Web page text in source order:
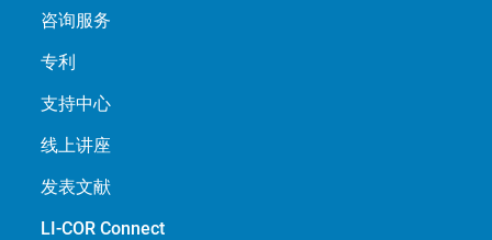
咨询服务
专利
支持中心
线上讲座
发表文献
LI-COR Connect